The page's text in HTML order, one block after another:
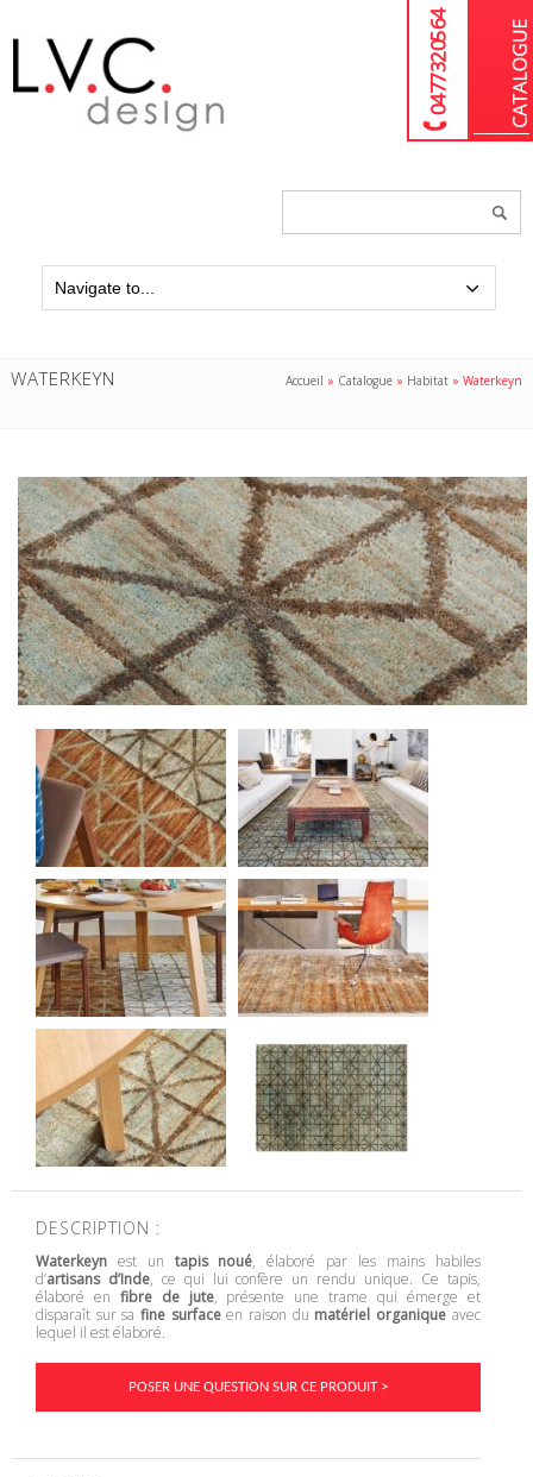
04 77 32 05 64
WATERKEYN Accueil » Catalogue » Habitat »Waterkeyn
DESCRIPTION :
Waterkeyn est un tapis noué, élaboré par les mains habiles
d’artisans d’Inde, ce qui lui confère un rendu unique. Ce tapis,
élaboré en fibre de jute, présente une trame qui émerge et
disparaît sur safine surfaceen raison du matériel organique avec
lequel il est élaboré.
POSER UNE QUESTION SUR CE PRODUIT >